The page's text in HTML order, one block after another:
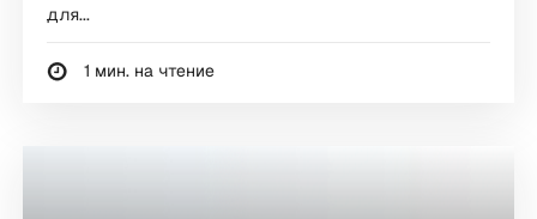
для...
1 мин. на чтение